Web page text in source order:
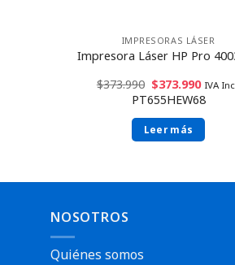
IMPRESORAS LÁSER
Impresora Láser HP Pro
$373.990 $373.990 IVA
PT655HEW68
Leer más
NOSOTROS
Quiénes somos